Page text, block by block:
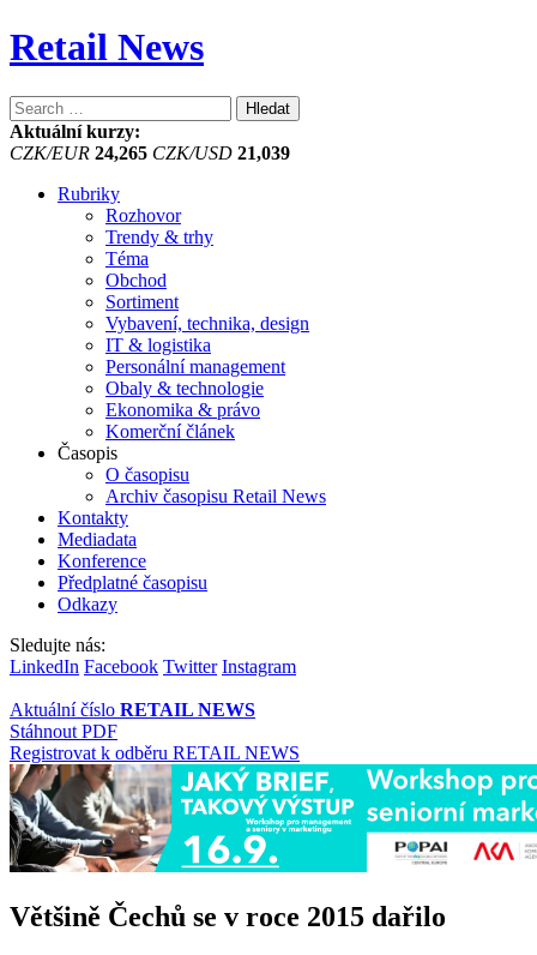
Retail News
Vyhledávání
Aktuální kurzy:
CZK/EUR 24,265 CZK/USD 21,039
Rubriky
Rozhovor
Trendy & trhy
Téma
Obchod
Sortiment
Vybavení, technika, design
IT & logistika
Personální management
Obaly & technologie
Ekonomika & právo
Komerční článek
Časopis
O časopisu
Archiv časopisu Retail News
Kontakty
Mediadata
Konference
Předplatné časopisu
Odkazy
Sledujte nás:
LinkedIn Facebook Twitter Instagram
Aktuální číslo RETAIL NEWS
Stáhnout PDF
Registrovat k odběru RETAIL NEWS
Většině Čechů se v roce 2015 dařilo